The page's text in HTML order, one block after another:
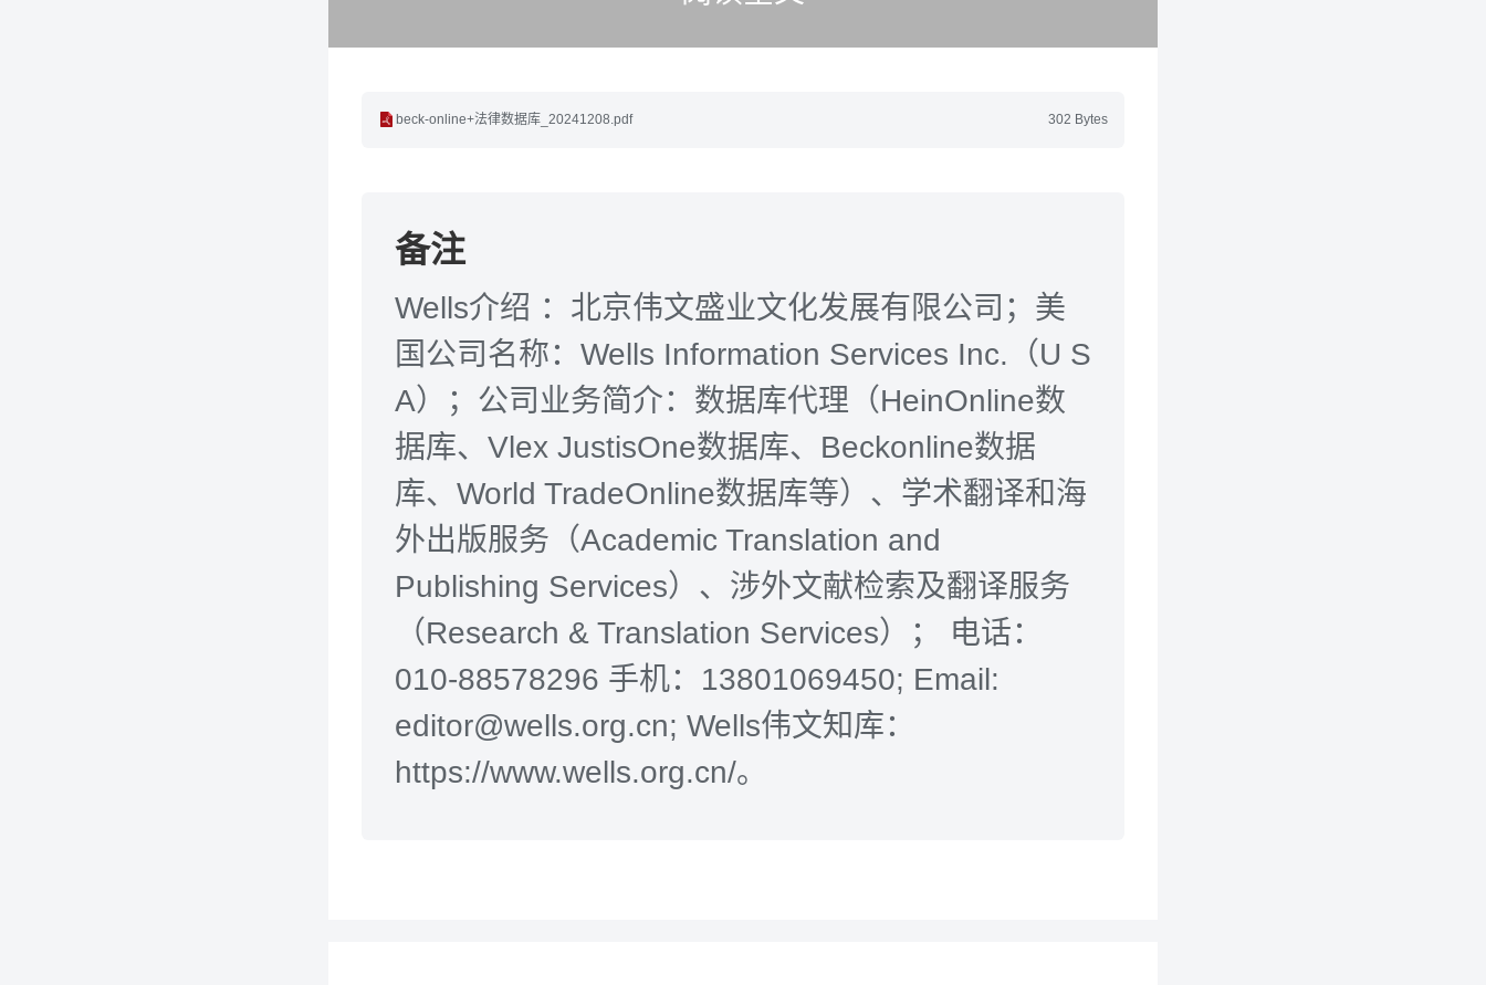
302 Bytes
beck-online+法律数据库_20241208.pdf
备注
Wells介绍 ：北京伟文盛业文化发展有限公司；美
国公司名称：Wells Information Services Inc.（U S
A）；公司业务简介：数据库代理（HeinOnline数
据库、Vlex JustisOne数据库、Beckonline数据
库、World TradeOnline数据库等）、学术翻译和海
外出版服务（Academic Translation and
Publishing Services）、涉外文献检索及翻译服务
（Research & Translation Services）； 电话：
010-88578296 手机：13801069450; Email:
editor@wells.org.cn; Wells伟文知库：
https://www.wells.org.cn/。